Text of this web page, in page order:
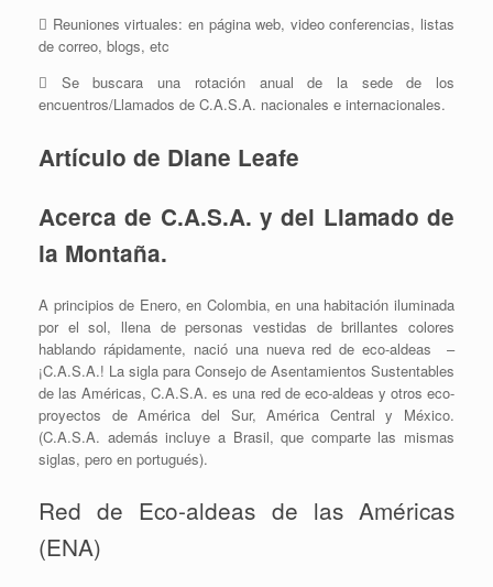
 Reuniones virtuales: en página web, video conferencias, listas
de correo, blogs, etc
 Se buscara una rotación anual de la sede de los
encuentros/Llamados de C.A.S.A. nacionales e internacionales.
Artículo de Diane Leafe
Acerca de C.A.S.A. y del Llamado de
la Montaña.
A principios de Enero, en Colombia, en una habitación iluminada
por el sol, llena de personas vestidas de brillantes colores
hablando rápidamente, nació una nueva red de eco-aldeas –
¡C.A.S.A.! La sigla para Consejo de Asentamientos Sustentables
de las Américas, C.A.S.A. es una red de eco-aldeas y otros eco-
proyectos de América del Sur, América Central y México.
(C.A.S.A. además incluye a Brasil, que comparte las mismas
siglas, pero en portugués).
Red de Eco-aldeas de las Américas
(ENA)